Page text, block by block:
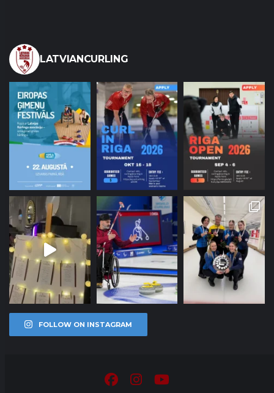
LATVIANCURLING
FOLLOW ON INSTAGRAM